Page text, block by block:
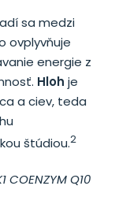
sa medzi
ovplyvňuje
energie z
Hloh je
a ciev, teda
štúdiou.2
COENZYM Q10